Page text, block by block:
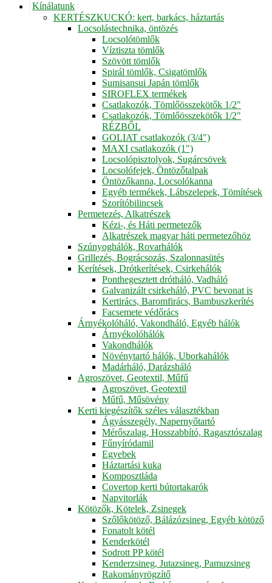
Kínálatunk
KERTÉSZKUCKÓ: kert, barkács, háztartás
Locsolástechnika, öntözés
Locsolótömlők
Víztiszta tömlők
Szövött tömlők
Spirál tömlők, Csigatömlők
Sumisansui Japán tömlők
SIROFLEX termékek
Csatlakozók, Tömlőösszekötők 1/2"
Csatlakozók, Tömlőösszekötők 1/2"
RÉZBŐL
GOLIAT csatlakozók (3/4")
MAXI csatlakozók (1")
Locsolópisztolyok, Sugárcsövek
Locsolófejek, Öntözőtalpak
Öntözőkanna, Locsolókanna
Egyéb termékek, Lábszelepek, Tömítések
Szorítóbilincsek
Permetezés, Alkatrészek
Kézi-, és Háti permetezők
Alkatrészek magyar háti permetezőhöz
Szúnyoghálók, Rovarhálók
Grillezés, Bográcsozás, Szalonnasütés
Kerítések, Drótkerítések, Csirkehálók
Ponthegesztett drótháló, Vadháló
Galvanizált csirkeháló, PVC bevonat is
Kertirács, Baromfirács, Bambuszkerítés
Facsemete védőrács
Árnyékolóháló, Vakondháló, Egyéb hálók
Árnyékolóhálók
Vakondhálók
Növénytartó hálók, Uborkahálók
Madárháló, Darázsháló
Agroszövet, Geotextil, Műfű
Agroszövet, Geotextil
Műfű, Műsövény
Kerti kiegészítők széles választékban
Ágyásszegély, Napernyőtartó
Mérőszalag, Hosszabbító, Ragasztószalag
Fűnyíródamil
Egyebek
Háztartási kuka
Komposztláda
Covertop kerti bútortakarók
Napvitorlák
Kötözők, Kötelek, Zsinegek
Szőlőkötöző, Bálázózsineg, Egyéb kötöző
Fonatolt kötél
Kenderkötél
Sodrott PP kötél
Kenderzsineg, Jutazsineg, Pamuzsineg
Rakományrögzítő